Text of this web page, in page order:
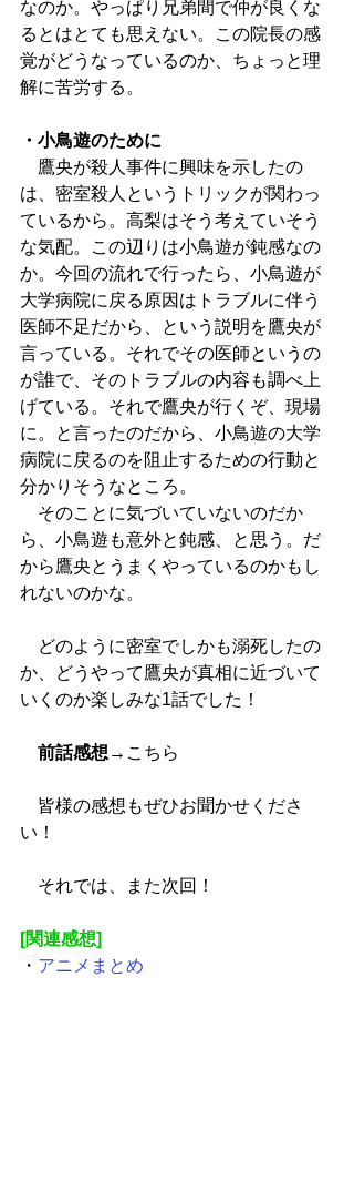
なのか。やっぱり兄弟間で仲が良くな
るとはとても思えない。この院長の感
覚がどうなっているのか、ちょっと理
解に苦労する。
・小鳥遊のために
鷹央が殺人事件に興味を示したの
は、密室殺人というトリックが関わっ
ているから。高梨はそう考えていそう
な気配。この辺りは小鳥遊が鈍感なの
か。今回の流れで行ったら、小鳥遊が
大学病院に戻る原因はトラブルに伴う
医師不足だから、という説明を鷹央が
言っている。それでその医師というの
が誰で、そのトラブルの内容も調べ上
げている。それで鷹央が行くぞ、現場
に。と言ったのだから、小鳥遊の大学
病院に戻るのを阻止するための行動と
分かりそうなところ。
そのことに気づいていないのだか
ら、小鳥遊も意外と鈍感、と思う。だ
から鷹央とうまくやっているのかもし
れないのかな。
どのように密室でしかも溺死したの
か、どうやって鷹央が真相に近づいて
いくのか楽しみな1話でした！
前話感想 → こちら
皆様の感想もぜひお聞かせくださ
い！
それでは、また次回！
[関連感想]
・ アニメまとめ